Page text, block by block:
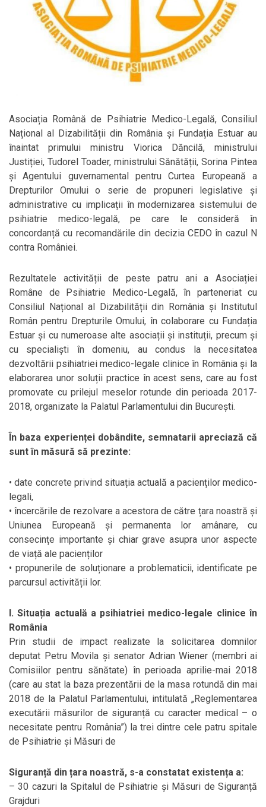
Asociația Română de Psihiatrie Medico-Legală, Consiliul
Național al Dizabilității din România și Fundația Estuar au
înaintat primului ministru Viorica Dăncilă, ministrului
Justiției, Tudorel Toader, ministrului Sănătății, Sorina Pintea
și Agentului guvernamental pentru Curtea Europeană a
Drepturilor Omului o serie de propuneri legislative și
administrative cu implicații în modernizarea sistemului de
psihiatrie medico-legală, pe care le consideră în
concordanță cu recomandările din decizia CEDO în cazul N
contra României.
Rezultatele activității de peste patru ani a Asociației
Române de Psihiatrie Medico-Legală, în parteneriat cu
Consiliul Național al Dizabilității din România și Institutul
Român pentru Drepturile Omului, în colaborare cu Fundația
Estuar și cu numeroase alte asociații și instituții, precum și
cu specialiști în domeniu, au condus la necesitatea
dezvoltării psihiatriei medico-legale clinice în România și la
elaborarea unor soluții practice în acest sens, care au fost
promovate cu prilejul meselor rotunde din perioada 2017-
2018, organizate la Palatul Parlamentului din București.
În baza experienței dobândite, semnatarii apreciază că
sunt în măsură să prezinte:
• date concrete privind situația actuală a pacienților medico-
legali,
• încercările de rezolvare a acestora de către țara noastră și
Uniunea Europeană și permanenta lor amânare, cu
consecințe importante și chiar grave asupra unor aspecte
de viață ale pacienților
• propunerile de soluționare a problematicii, identificate pe
parcursul activității lor.
I. Situația actuală a psihiatriei medico-legale clinice în
România
Prin studii de impact realizate la solicitarea domnilor
deputat Petru Movila și senator Adrian Wiener (membri ai
Comisiilor pentru sănătate) în perioada aprilie-mai 2018
(care au stat la baza prezentării de la masa rotundă din mai
2018 de la Palatul Parlamentului, intitulată „Reglementarea
executării măsurilor de siguranță cu caracter medical – o
necesitate pentru România”) la trei dintre cele patru spitale
de Psihiatrie și Măsuri de
Siguranță din țara noastră, s-a constatat existența a:
– 30 cazuri la Spitalul de Psihiatrie și Măsuri de Siguranță
Grajduri